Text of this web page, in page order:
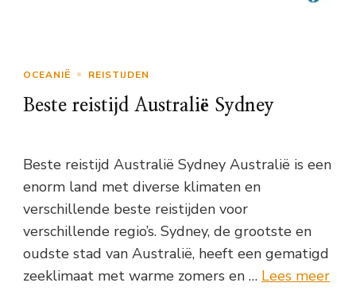
OCEANIË REISTIJDEN
Beste reistijd Australië Sydney
Beste reistijd Australië Sydney Australië is een
enorm land met diverse klimaten en
verschillende beste reistijden voor
verschillende regio’s. Sydney, de grootste en
oudste stad van Australië, heeft een gematigd
zeeklimaat met warme zomers en … Lees meer